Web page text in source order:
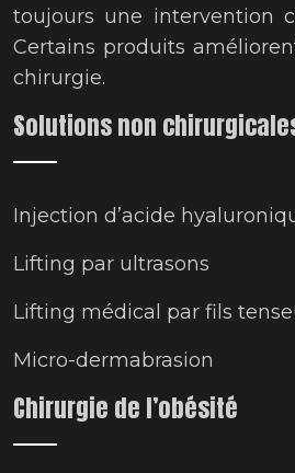
toujours une intervention
Certains produits
chirurgie.
Solutions non
Injection d’acide
Lifting par ultrasons
Lifting médical par fils
Micro-dermabrasion
Chirurgie de l’obésité